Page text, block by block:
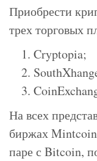
Приобрести
трех торговых
Cryptopia;
На всех
биржах Mintcoin
паре с Bitcoin,